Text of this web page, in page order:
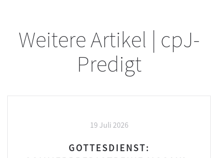
Weitere Artikel | cpJ-
Predigt
19 Juli 2026
GOTTESDIENST: